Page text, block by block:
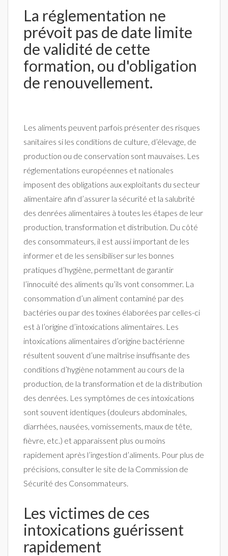
La réglementation ne
prévoit pas de date limite
de validité de cette
formation, ou d'obligation
de renouvellement.
Les aliments peuvent parfois présenter des risques
sanitaires si les conditions de culture, d’élevage, de
production ou de conservation sont mauvaises. Les
réglementations européennes et nationales
imposent des obligations aux exploitants du secteur
alimentaire afin d’assurer la sécurité et la salubrité
des denrées alimentaires à toutes les étapes de leur
production, transformation et distribution. Du côté
des consommateurs, il est aussi important de les
informer et de les sensibiliser sur les bonnes
pratiques d’hygiène, permettant de garantir
l’innocuité des aliments qu’ils vont consommer. La
consommation d’un aliment contaminé par des
bactéries ou par des toxines élaborées par celles-ci
est à l’origine d’intoxications alimentaires. Les
intoxications alimentaires d’origine bactérienne
résultent souvent d’une maîtrise insuffisante des
conditions d’hygiène notamment au cours de la
production, de la transformation et de la distribution
des denrées. Les symptômes de ces intoxications
sont souvent identiques (douleurs abdominales,
diarrhées, nausées, vomissements, maux de tête,
fièvre, etc.) et apparaissent plus ou moins
rapidement après l’ingestion d’aliments. Pour plus de
précisions, consulter le site de la Commission de
Sécurité des Consommateurs.
Les victimes de ces
intoxications guérissent
rapidement